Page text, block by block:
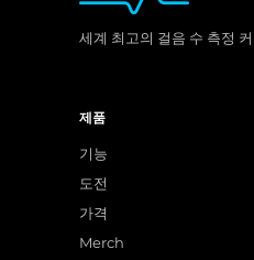
세계 최고의 걸음 수 측정
제품
기능
도전
가격
Merch